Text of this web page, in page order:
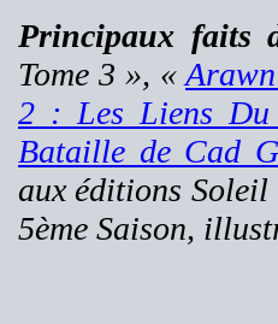
Principaux faits
Tome 3 », «
2 : Les Liens Du
Bataille de Cad
aux éditions Soleil
5ème Saison,